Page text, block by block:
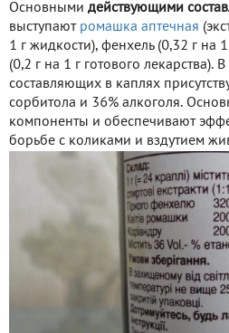
Основными действующими
выступают ромашка аптечная
1 г жидкости), фенхель (0,32 г на
(0,2 г на 1 г готового лекарства).
составляющих в каплях
сорбитола и 36% алкоголя.
компоненты и обеспечивают
борьбе с коликами и вздутием